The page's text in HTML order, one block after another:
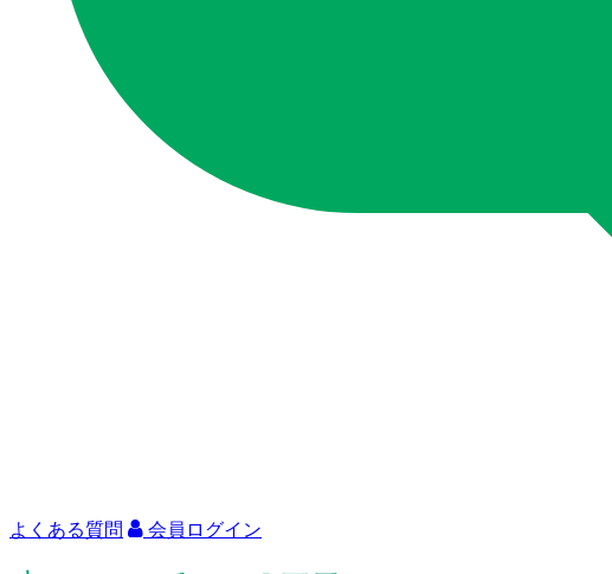
よくある質問 会員ログイン